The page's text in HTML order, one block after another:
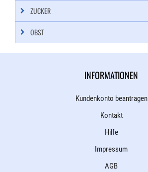
ZUCKER
OBST
INFORMATIONEN
Kundenkonto beantragen
Kontakt
Hilfe
Impressum
AGB